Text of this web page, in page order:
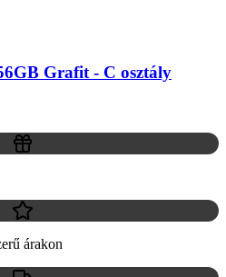
Grafit - C osztály
árakon